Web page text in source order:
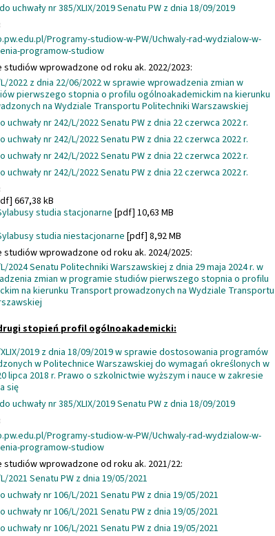
uchwały nr 385/XLIX/2019 Senatu PW z dnia 18/09/2019
Programy-studiow-w-PW/Uchwaly-rad-wydzialow-w-
programow-studiow
studiów wprowadzone od roku ak. 2022/2023:
L/2022 z dnia 22/06/2022 w sprawie wprowadzenia zmian w
pierwszego stopnia o profilu ogólnoakademickim na kierunku
na Wydziale Transportu Politechniki Warszawskiej
uchwały nr 242/L/2022 Senatu PW z dnia 22 czerwca 2022 r.
uchwały nr 242/L/2022 Senatu PW z dnia 22 czerwca 2022 r.
uchwały nr 242/L/2022 Senatu PW z dnia 22 czerwca 2022 r.
uchwały nr 242/L/2022 Senatu PW z dnia 22 czerwca 2022 r.
667,38 kB
studia stacjonarne [pdf] 10,63 MB
studia niestacjonarne [pdf] 8,92 MB
studiów wprowadzone od roku ak. 2024/2025:
2024 Senatu Politechniki Warszawskiej z dnia 29 maja 2024 r. w
zmian w programie studiów pierwszego stopnia o profilu
na kierunku Transport prowadzonych na Wydziale Transportu
stopień profil ogólnoakademicki:
XLIX/2019 z dnia 18/09/2019 w sprawie dostosowania programów
w Politechnice Warszawskiej do wymagań określonych w
lipca 2018 r. Prawo o szkolnictwie wyższym i nauce w zakresie
się
uchwały nr 385/XLIX/2019 Senatu PW z dnia 18/09/2019
Programy-studiow-w-PW/Uchwaly-rad-wydzialow-w-
programow-studiow
studiów wprowadzone od roku ak. 2021/22:
2021 Senatu PW z dnia 19/05/2021
uchwały nr 106/L/2021 Senatu PW z dnia 19/05/2021
uchwały nr 106/L/2021 Senatu PW z dnia 19/05/2021
uchwały nr 106/L/2021 Senatu PW z dnia 19/05/2021